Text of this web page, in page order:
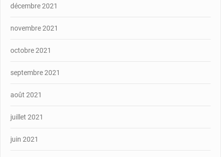
décembre 2021
novembre 2021
octobre 2021
septembre 2021
août 2021
juillet 2021
juin 2021